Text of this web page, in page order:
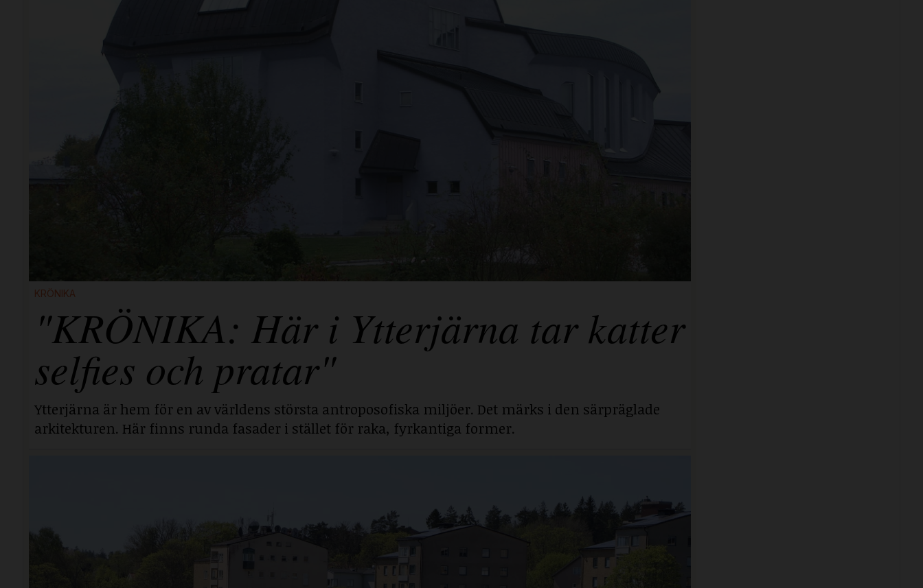
KRÖNIKA
"KRÖNIKA: Här i Ytterjärna tar katter
selfies och pratar"
Ytterjärna är hem för en av världens största antroposofiska miljöer. Det märks i den särpräglade
arkitekturen. Här finns runda fasader i stället för raka, fyrkantiga former.